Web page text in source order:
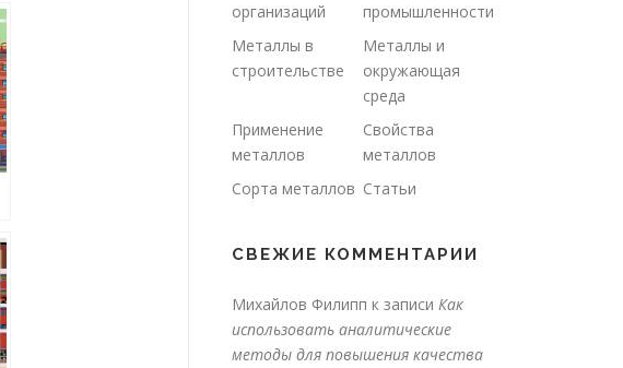
организаций
промышленности
Металлы в
строительстве
Металлы и
окружающая
среда
Применение
металлов
Свойства
металлов
Сорта металлов Статьи
СВЕЖИЕ КОММЕНТАРИИ
Михайлов Филипп к записи Как
использовать аналитические
методы для повышения качества